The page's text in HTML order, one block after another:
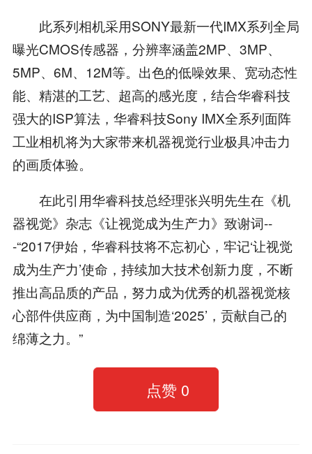
此系列相机采用SONY最新一代IMX系列全局
曝光CMOS传感器，分辨率涵盖2MP、3MP、
5MP、6M、12M等。出色的低噪效果、宽动态性
能、精湛的工艺、超高的感光度，结合华睿科技
强大的ISP算法，华睿科技Sony IMX全系列面阵
工业相机将为大家带来机器视觉行业极具冲击力
的画质体验。
在此引用华睿科技总经理张兴明先生在《机
器视觉》杂志《让视觉成为生产力》致谢词--
-“2017伊始，华睿科技将不忘初心，牢记‘让视觉
成为生产力’使命，持续加大技术创新力度，不断
推出高品质的产品，努力成为优秀的机器视觉核
心部件供应商，为中国制造‘2025’，贡献自己的
绵薄之力。”
点赞 0